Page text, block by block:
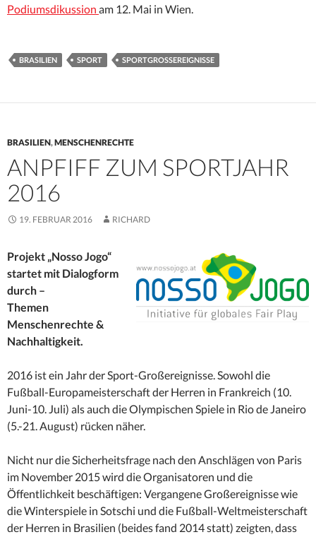
Podiumsdikussion am 12. Mai in Wien.
BRASILIEN SPORT SPORTGROSSEREIGNISSE
BRASILIEN,MENSCHENRECHTE
ANPFIFF ZUM SPORTJAHR
2016
19. FEBRUAR 2016 RICHARD
Projekt „Nosso Jogo“
startet mit Dialogform
durch –
Themen
Menschenrechte &
Nachhaltigkeit.
2016 ist ein Jahr der Sport-Großereignisse. Sowohl die
Fußball-Europameisterschaft der Herren in Frankreich (10.
Juni-10. Juli) als auch die Olympischen Spiele in Rio de Janeiro
(5.-21. August) rücken näher.
Nicht nur die Sicherheitsfrage nach den Anschlägen von Paris
im November 2015 wird die Organisatoren und die
Öffentlichkeit beschäftigen: Vergangene Großereignisse wie
die Winterspiele in Sotschi und die Fußball-Weltmeisterschaft
der Herren in Brasilien (beides fand 2014 statt) zeigten, dass